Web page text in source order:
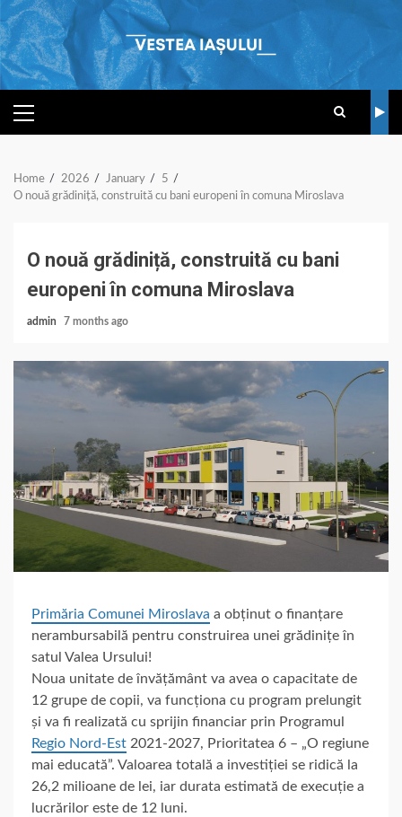
Skip
to
content
PRIMARY
MENU
Home 2026 January
5
O nouă grădiniță, construită cu bani europeni în comuna Miroslava
O nouă grădiniță, construită cu bani
europeni în comuna Miroslava
admin 7 months ago
Primăria Comunei Miroslava a obținut o finanțare
nerambursabilă pentru construirea unei grădinițe în
satul Valea Ursului!
Noua unitate de învățământ va avea o capacitate de
12 grupe de copii, va funcționa cu program prelungit
și va fi realizată cu sprijin financiar prin Programul
Regio Nord-Est 2021-2027, Prioritatea 6 – „O regiune
mai educată”. Valoarea totală a investiției se ridică la
26,2 milioane de lei, iar durata estimată de execuție a
lucrărilor este de 12 luni.